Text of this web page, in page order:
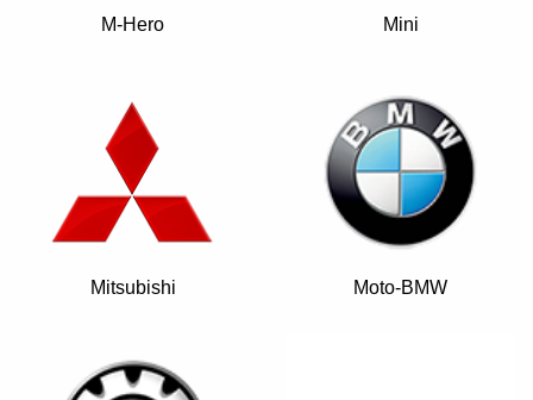
M-Hero Mini
Mitsubishi Moto-BMW